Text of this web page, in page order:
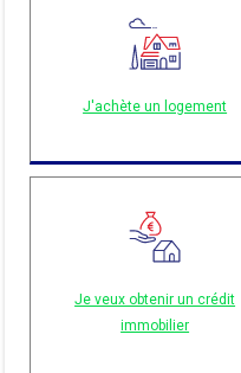
J'achète un logement
Je veux obtenir un crédit
immobilier